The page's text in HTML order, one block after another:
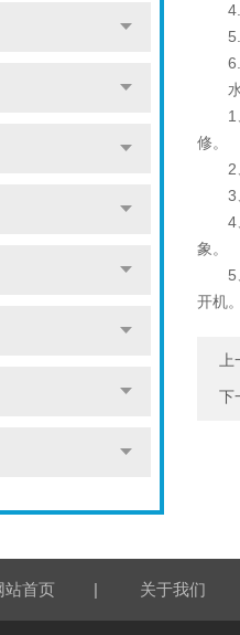
4.内
5.消
6.消
水
1、
修。
2、
3、
4、
象。
5、
开机
下
站首页 | 关于我们